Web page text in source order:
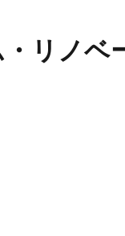
リノベ